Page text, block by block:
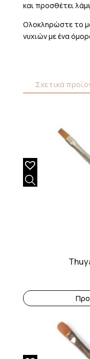
και προσθέτει
Ολοκληρώστε το
νυχιών με ένα
Σχετικά